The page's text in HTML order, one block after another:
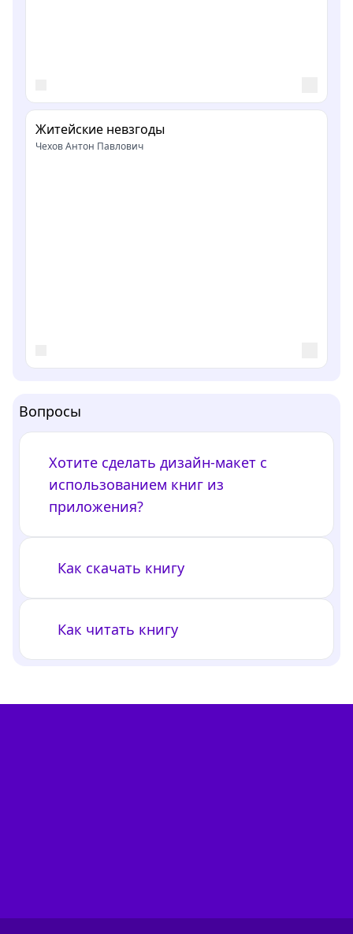
Житейские невзгоды
Чехов Антон Павлович
Вопросы
Хотите сделать дизайн-макет с
использованием книг из
приложения?
Как скачать книгу
Как читать книгу